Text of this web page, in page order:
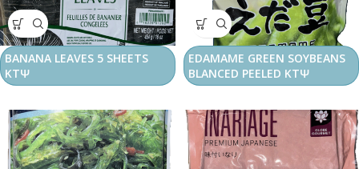
BANANA LEAVES 5 SHEETS
ΚΤΨ
EDAMAME GREEN SOYBEANS
BLANCED PEELED ΚΤΨ